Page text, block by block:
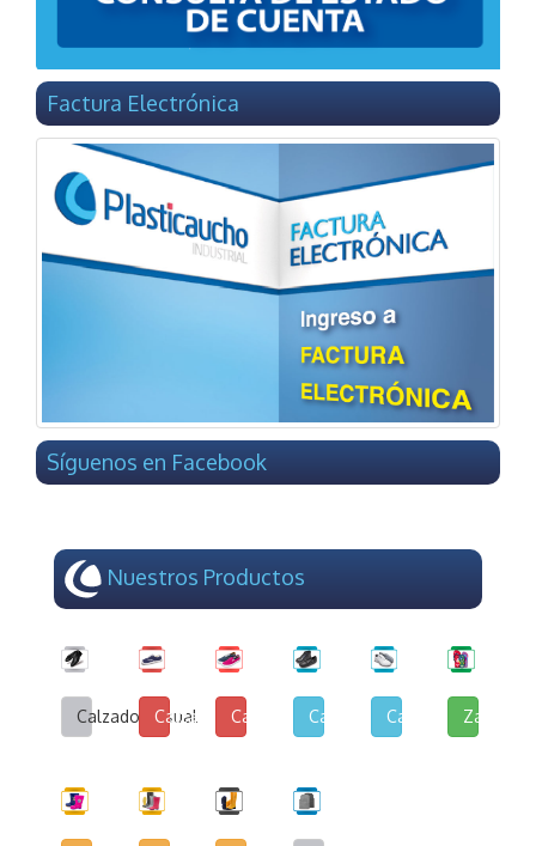
Factura Electrónica
Síguenos en Facebook
Nuestros Productos
Calzado CasualCalzado de Lona y Cuerina
Calzado de Lona Urbana
Calzado EscolarCalzado Deportivo